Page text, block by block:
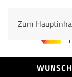
Zum